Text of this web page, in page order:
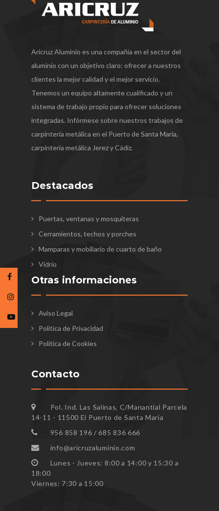
Aricruz Aluminio es una compañía en el sector del
aluminio con un objetivo claro: ofrecer a nuestros
clientes la mejor calidad y el mejor servicio.
Tenemos un equipo altamente cualificado y un
sistema de trabajo propio para ofrecer soluciones
integradas. Infórmese sobre nuestros trabajos de
carpintería metálica en el Puerto de Santa María,
carpintería metálica Jerez y Cádiz.
Destacados
Puertas, ventanas y mosquiteras
Cerramientos, techos y porches
Mamparas y mobiliario de cuarto de baño
Vidrio
Otras informaciones
Aviso Legal
Política de Privacidad
Política de Cookies
Contacto
Pol. Ind. Las Salinas, C/Manantial Parcela
14-11 - 11500 El Puerto de Santa María
956 858 196 / 685 836 666
info@aricruzaluminio.com
Lunes - Jueves: 8:00 a 14:00 y 15:30 a
18:00
Viernes: 7:30 a 15:00